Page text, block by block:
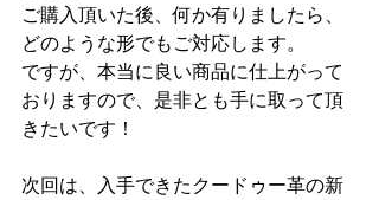
ご購入頂いた後、何か有りましたら、
どのような形でもご対応します。
ですが、本当に良い商品に仕上がって
おりますので、是非とも手に取って頂
きたいです！
次回は、入手できたクードゥー革の新